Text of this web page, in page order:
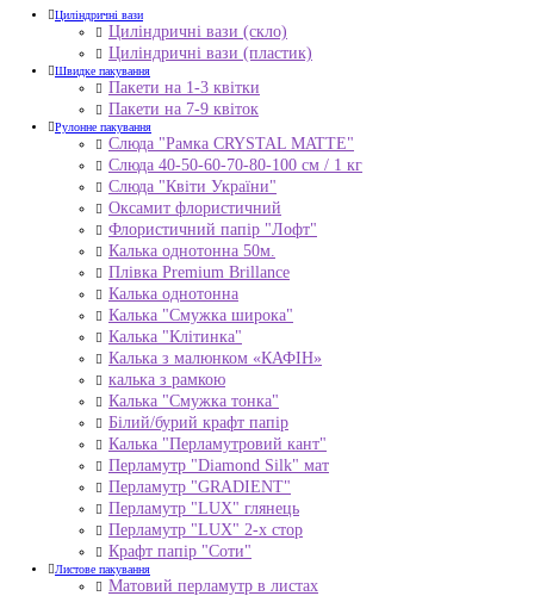
Циліндричні вази
Циліндричні вази (скло)
Циліндричні вази (пластик)
Швидке пакування
Пакети на 1-3 квітки
Пакети на 7-9 квіток
Рулонне пакування
Слюда "Рамка CRYSTAL MATTE"
Слюда 40-50-60-70-80-100 см / 1 кг
Слюда "Квіти України"
Оксамит флористичний
Флористичний папір "Лофт"
Калька однотонна 50м.
Плівка Premium Brillance
Калька однотонна
Калька "Смужка широка"
Калька "Клітинка"
Калька з малюнком «КАФІН»
калька з рамкою
Калька "Смужка тонка"
Білий/бурий крафт папір
Калька "Перламутровий кант"
Перламутр "Diamond Silk" мат
Перламутр "GRADIENT"
Перламутр "LUX" глянець
Перламутр "LUX" 2-х стор
Крафт папір "Соти"
Листове пакування
Матовий перламутр в листах